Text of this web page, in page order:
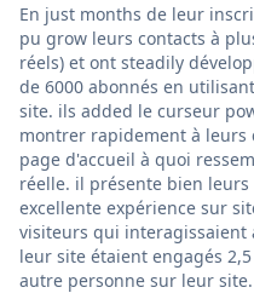
En just months de leur
pu grow leurs contacts à
réels) et ont steadily
de 6000 abonnés en
site. ils added le curseur
montrer rapidement à
page d'accueil à quoi
réelle. il présente bien
excellente expérience sur
visiteurs qui interagissaient
leur site étaient engagés
autre personne sur leur site.